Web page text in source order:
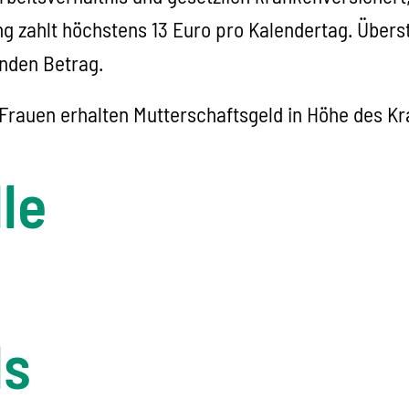
zahlt höchstens 13 Euro pro Kalendertag.
Betrag.
erhalten Mutterschaftsgeld in Höhe des